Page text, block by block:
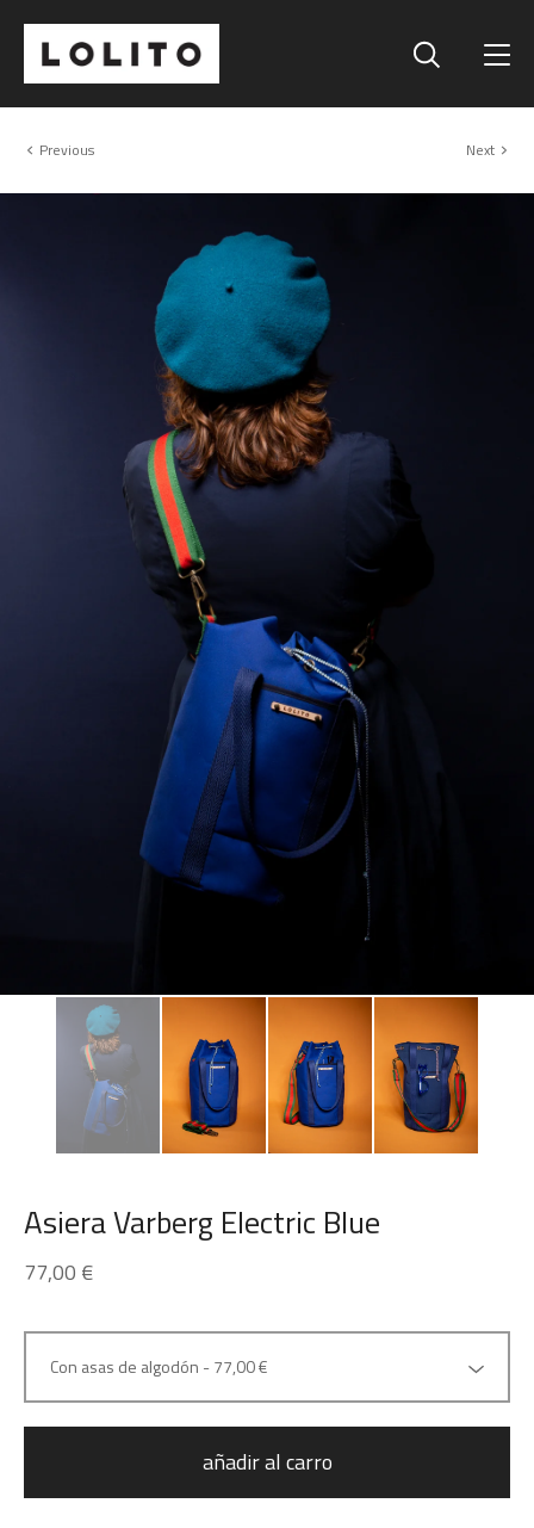
Previous Next
Asiera Varberg Electric Blue
77,00 €
añadir al carro